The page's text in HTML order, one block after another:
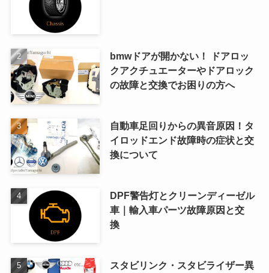
bmwドアが開かない！ ドアロッ
クアクチュエーターやドアロック
の故障と交換でお困りの方へ
自動車足回りからの異音原因！タ
イロッドエンド故障時の症状と交
換について
DPF警告灯とクリーンディーゼル
車｜輸入車パーツ故障原因と交
換
スタビリンク・スタビライザー異